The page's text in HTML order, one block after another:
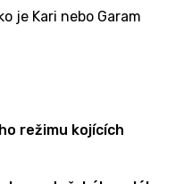
je Kari nebo Garam
režimu kojících